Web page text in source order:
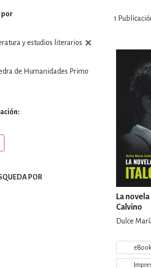
DEPORTES Y
ESTILOS DE
INFANTILES,
1
La
Calvino
Dulce
eBook
por
y estudios literarios
de Humanidades Primo
POR